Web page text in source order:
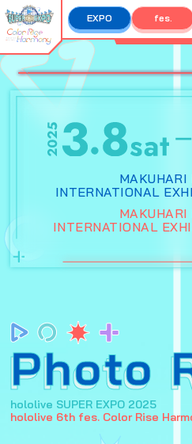
EXPO fes.
MAKUHARI
INTERNATIONAL
MAKUHARI
INTERNATIONAL
Photo
hololive SUPER EXPO 2025
hololive 6th fes. Color Rise